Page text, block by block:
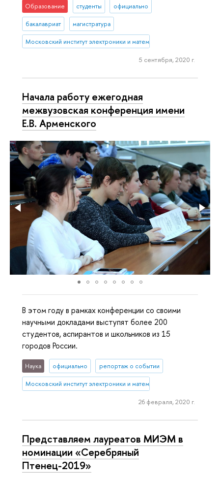
Образование студенты официально
бакалавриат магистратура
Московский институт электроники и математики им. А.Н. Тихонова
5 сентября, 2020 г.
Начала работу ежегодная
межвузовская конференция имени
Е.В. Арменского
В этом году в рамках конференции со своими
научными докладами выступят более 200
студентов, аспирантов и школьников из 15
городов России.
Наука официально репортаж о событии
Московский институт электроники и математики им. А.Н. Тихонова
26 февраля, 2020 г.
Представляем лауреатов МИЭМ в
номинации «Серебряный
Птенец-2019»